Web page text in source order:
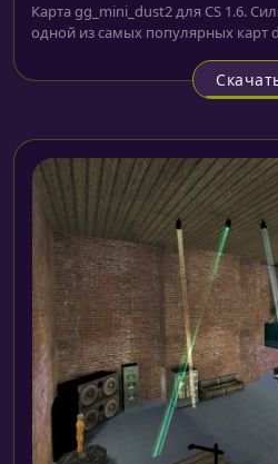
Карта gg_mini_dust2 для CS 1.6.
одной из самых популярных карт